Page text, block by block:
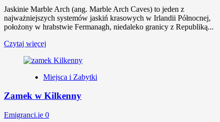
Jaskinie Marble Arch (ang. Marble Arch Caves) to jeden z
najważniejszych systemów jaskiń krasowych w Irlandii Północnej,
położony w hrabstwie Fermanagh, niedaleko granicy z Republiką...
Czytaj więcej
Miejsca i Zabytki
Zamek w Kilkenny
Emigranci.ie 0